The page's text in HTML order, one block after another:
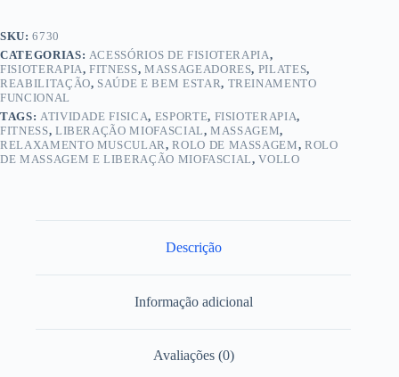
SKU:6730
CATEGORIAS: ACESSÓRIOS DE FISIOTERAPIA,
FISIOTERAPIA,FITNESS, MASSAGEADORES, PILATES,
REABILITAÇÃO, SAÚDE E BEM ESTAR, TREINAMENTO
FUNCIONAL
TAGS: ATIVIDADE FISICA, ESPORTE, FISIOTERAPIA,
FITNESS, LIBERAÇÃO MIOFASCIAL,MASSAGEM,
RELAXAMENTO MUSCULAR,ROLO DE MASSAGEM,ROLO
DE MASSAGEM E LIBERAÇÃO MIOFASCIAL,VOLLO
Descrição
Informação adicional
Avaliações (0)